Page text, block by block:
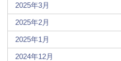
2025年3月
2025年2月
2025年1月
2024年12月